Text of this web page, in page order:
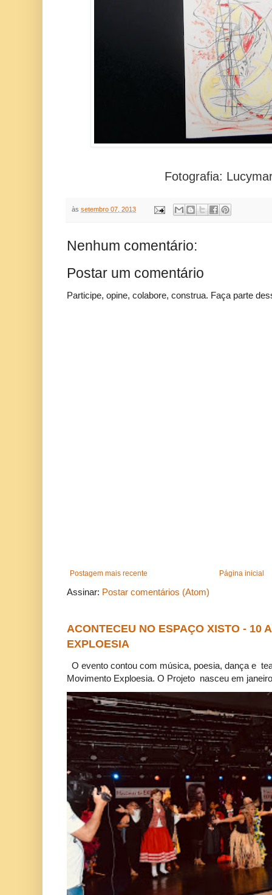
Fotografia:
às setembro 07, 2013
Nenhum comentário:
Postar um comentário
Participe, opine, colabore, construa. Faça parte
Postagem mais recente Página inicial
Assinar: Postar comentários (Atom)
ACONTECEU NO ESPAÇO XISTO - 10
EXPLOESIA
O evento contou com música, poesia, dança e
Movimento Exploesia. O Projeto nasceu em